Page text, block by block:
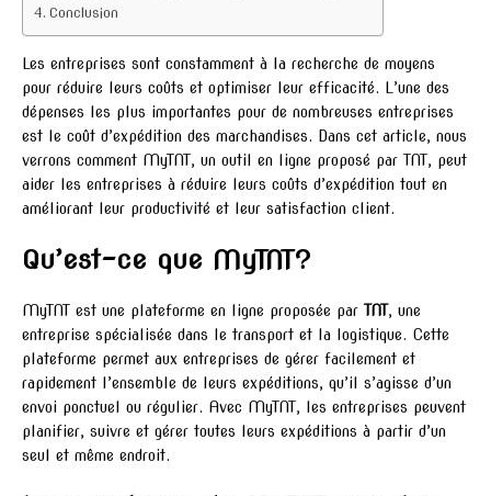
Conclusion
Les entreprises sont constamment à la recherche de moyens
pour réduire leurs coûts et optimiser leur efficacité. L’une des
dépenses les plus importantes pour de nombreuses entreprises
est le coût d’expédition des marchandises. Dans cet article, nous
verrons comment MyTNT, un outil en ligne proposé par TNT, peut
aider les entreprises à réduire leurs coûts d’expédition tout en
améliorant leur productivité et leur satisfaction client.
Qu’est-ce que MyTNT?
MyTNT est une plateforme en ligne proposée parTNT, une
entreprise spécialisée dans le transport et la logistique. Cette
plateforme permet aux entreprises de gérer facilement et
rapidement l’ensemble de leurs expéditions, qu’il s’agisse d’un
envoi ponctuel ou régulier. Avec MyTNT, les entreprises peuvent
planifier, suivre et gérer toutes leurs expéditions à partir d’un
seul et même endroit.